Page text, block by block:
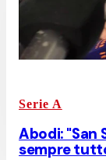
Serie A
Abodi: "San
sempre